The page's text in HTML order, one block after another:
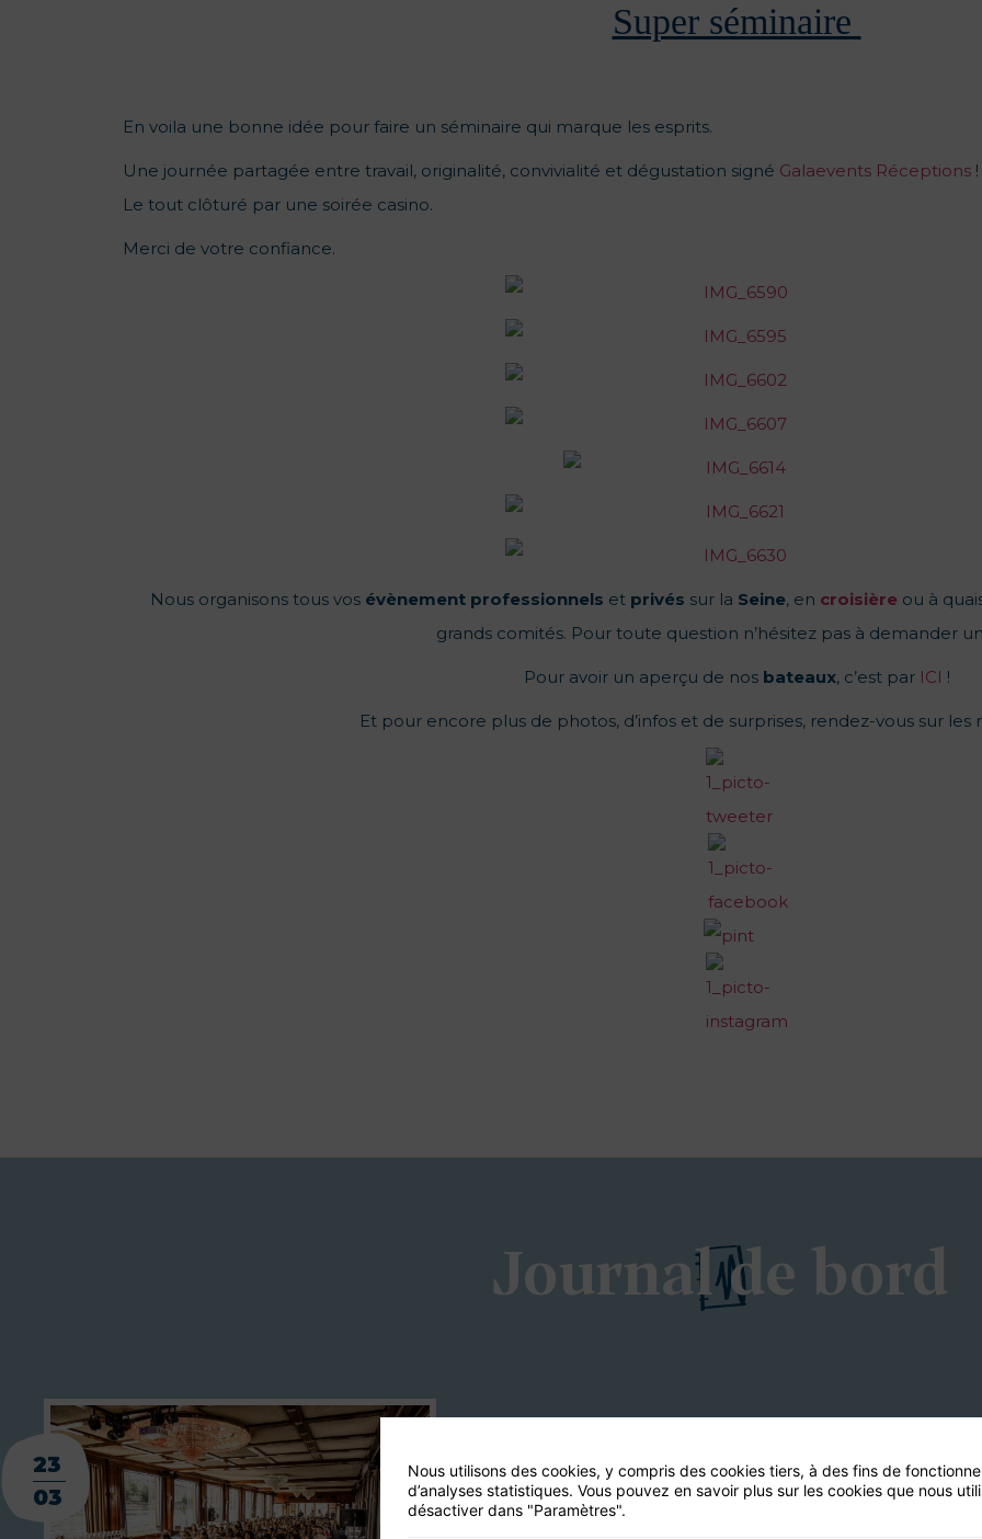
Super séminaire
En voila une bonne idée pour faire un séminaire qui marque les esprits.
Une journée partagée entre travail, originalité, convivialité et dégustation signé Galaevents Réceptions !
Le tout clôturé par une soirée casino.
Merci de votre confiance.
Nous organisons tous vos évènement professionnels et privés sur la Seine, en croisière ou à
grands comités. Pour toute question n’hésitez pas à demander un
Pour avoir un aperçu de nos bateaux, c’est parICI !
Et pour encore plus de photos, d’infos et de surprises, rendez-vous sur les
Journal de bord
23
03
Nous utilisons des cookies, y compris des cookies tiers, à des fins de
d’analyses statistiques. Vous pouvez en savoir plus sur les cookies que nous
désactiver dans "Paramètres".